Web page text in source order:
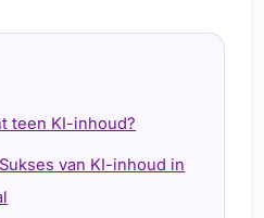
teen KI-inhoud?
van KI-inhoud in